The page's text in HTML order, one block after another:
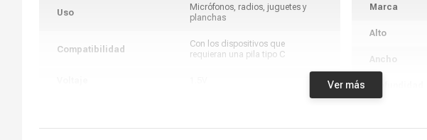
Uso
Micrófonos, radios, juguetes y
planchas
Compatibilidad
Con los dispositivos que
requieran una pila tipo C
Marca
Alto
Ancho
Ver más